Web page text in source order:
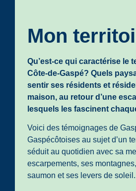
Mon
Qu’est-ce qui caractérise le
Côte-de-Gaspé? Quels
sentir ses résidents et
maison, au retour d’une
lesquels les fascinent
Voici des témoignages de
Gaspécôtoises au sujet d’un
séduit au quotidien avec sa
escarpements, ses
saumon et ses levers de soleil.